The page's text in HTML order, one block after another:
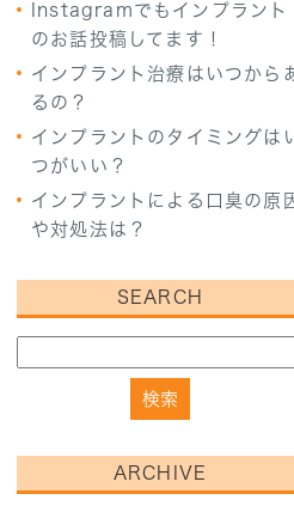
Instagramでもインプラント
のお話投稿してます！
インプラント治療はいつから
るの？
インプラントのタイミングは
つがいい？
インプラントによる口臭の原
や対処法は？
SEARCH
ARCHIVE